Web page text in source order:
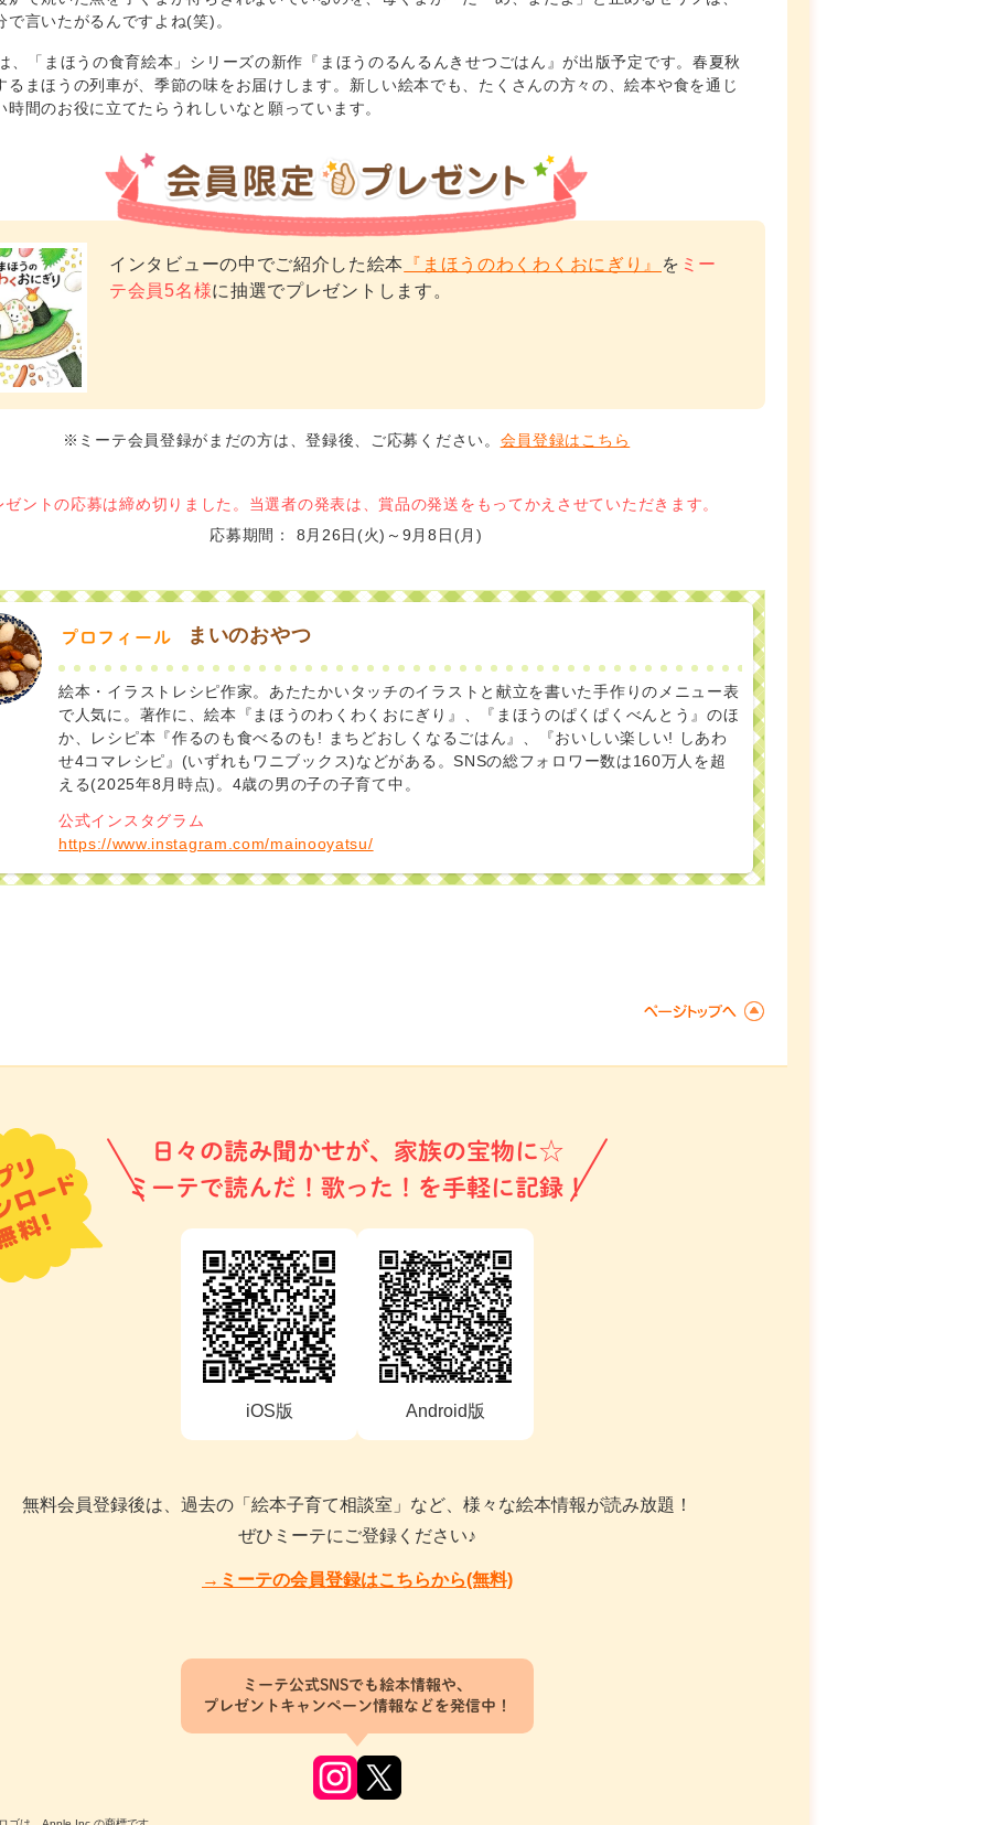
で言いたがるんですよね(笑)。
、「まほうの食育絵本」シリーズの新作『まほうのるんるんきせつごはん』が出版予定です。春夏秋
るまほうの列車が、季節の味をお届けします。新しい絵本でも、たくさんの方々の、絵本や食を通じ
時間のお役に立てたらうれしいなと願っています。
インタビューの中でご紹介した絵本 『まほうのわくわくおにぎり』 を ミー
テ会員5名様に抽選でプレゼントします。
※ミーテ会員登録がまだの方は、登録後、ご応募ください。 会員登録はこちら
ゼントの応募は締め切りました。当選者の発表は、賞品の発送をもってかえさせていただきます。
応募期間
8月26日(火)～9月8日(月)
プロフィール まいのおやつ
絵本・イラストレシピ作家。あたたかいタッチのイラストと献立を書いた手作りのメニュー表
で人気に。著作に、絵本『まほうのわくわくおにぎり』、『まほうのぱくぱくべんとう』のほ
か、レシピ本『作るのも食べるのも! まちどおしくなるごはん』、『おいしい楽しい! しあわ
せ4コマレシピ』(いずれもワニブックス)などがある。SNSの総フォロワー数は160万人を超
える(2025年8月時点)。4歳の男の子の子育て中。
公式インスタグラム
https://www.instagram.com/mainooyatsu/
日々の読み聞かせが、家族の宝物に☆
ミーテで読んだ！歌った！を手軽に記録！
iOS版 Android版
無料会員登録後は、過去の「絵本子育て相談室」など、様々な絵本情報が読み放題！
ぜひミーテにご登録ください♪
→ミーテの会員登録はこちらから(無料)
ミーテ公式SNSでも絵本情報や、
プレゼントキャンペーン情報などを発信中！